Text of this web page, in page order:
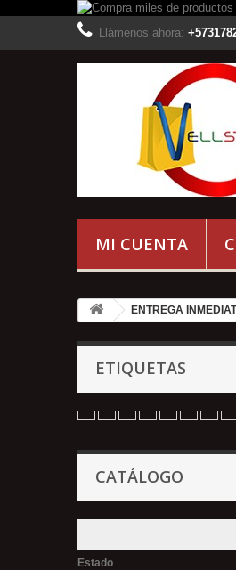
Llámenos ahora:
MI CUENTA
ENTREGA
ETIQUETAS
CATÁLOGO
Estado